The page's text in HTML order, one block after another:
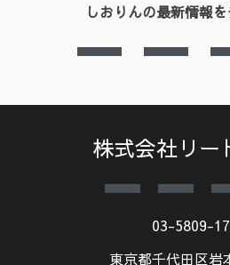
しおりんの最新情報
株式会社リー
03-5809-
東京都千代田区